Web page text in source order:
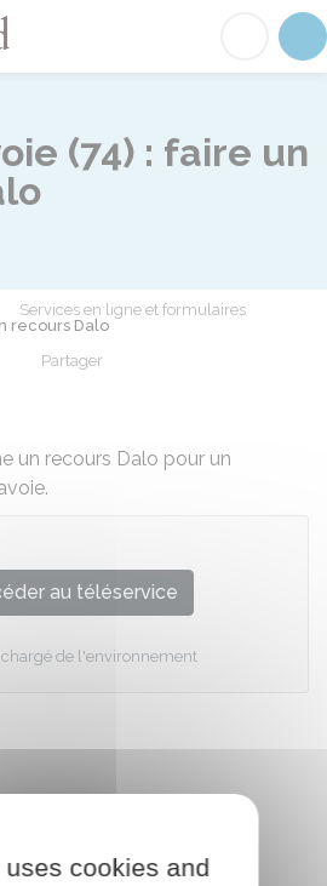
(74) : faire un
Services en ligne et formulaires
recours Dalo
Partager
un recours Dalo pour un
au téléservice
chargé de l'environnement
cookies and